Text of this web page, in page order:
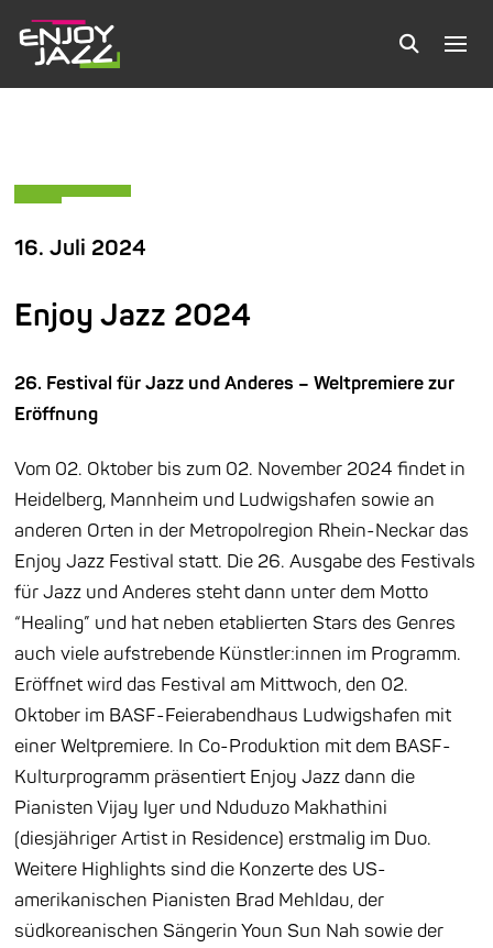
16. Juli 2024
Enjoy Jazz 2024
26. Festival für Jazz und Anderes – Weltpremiere zur
Eröffnung
Vom 02. Oktober bis zum 02. November 2024 findet in
Heidelberg, Mannheim und Ludwigshafen sowie an
anderen Orten in der Metropolregion Rhein-Neckar das
Enjoy Jazz Festival statt. Die 26. Ausgabe des Festivals
für Jazz und Anderes steht dann unter dem Motto
“Healing” und hat neben etablierten Stars des Genres
auch viele aufstrebende Künstler:innen im Programm.
Eröffnet wird das Festival am Mittwoch, den 02.
Oktober im BASF-Feierabendhaus Ludwigshafen mit
einer Weltpremiere. In Co-Produktion mit dem BASF-
Kulturprogramm präsentiert Enjoy Jazz dann die
Pianisten Vijay Iyer und Nduduzo Makhathini
(diesjähriger Artist in Residence) erstmalig im Duo.
Weitere Highlights sind die Konzerte des US-
amerikanischen Pianisten Brad Mehldau, der
südkoreanischen Sängerin Youn Sun Nah sowie der